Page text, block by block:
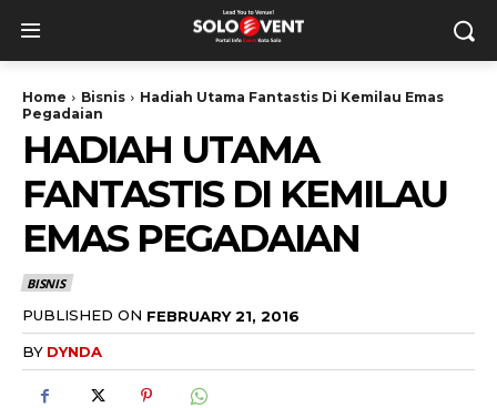
Home Bisnis
Hadiah Utama Fantastis Di Kemilau Emas
Pegadaian
HADIAH UTAMA
FANTASTIS DI KEMILAU
EMAS PEGADAIAN
BISNIS
PUBLISHED ON FEBRUARY 21, 2016
BY DYNDA